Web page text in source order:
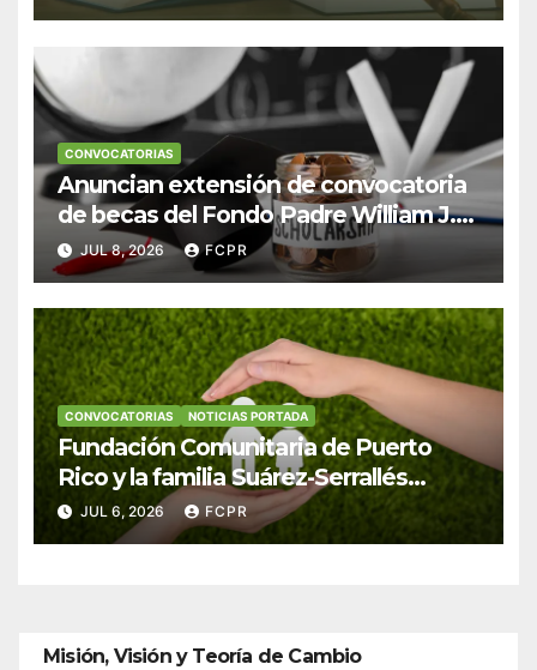
Derecho en Puerto Rico
CONVOCATORIAS
Anuncian extensión de convocatoria
de becas del Fondo Padre William J.
Hendricks, SJ para estudiantes del
Colegio San Ignacio
JUL 8, 2026 FCPR
CONVOCATORIAS NOTICIAS PORTADA
Fundación Comunitaria de Puerto
Rico y la familia Suárez-Serrallés
anuncian convocatoria para fortalecer
hogares y albergues infantiles
JUL 6, 2026 FCPR
Misión, Visión y Teoría de Cambio